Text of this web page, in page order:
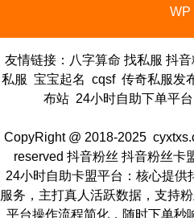
WP
友情链接： 八字算命 找私服 抖音
私服 宝宝起名 cqsf 传奇私服发
布站 24小时自助下单平台
CopyRight @ 2018-2025
reserved 抖音粉丝 抖音粉丝卡
24小时自助卡盟平台：核心提供
服务，主打真人活跃数据，支持
平台操作流程简化，随时下单秒